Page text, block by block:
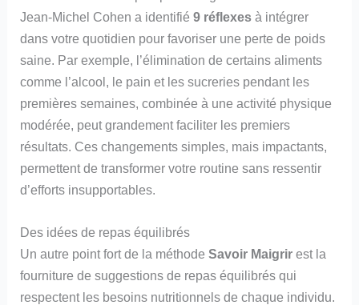
Jean-Michel Cohen a identifié9 réflexes à intégrer
dans votre quotidien pour favoriser une perte de poids
saine. Par exemple, l’élimination de certains aliments
comme l’alcool, le pain et les sucreries pendant les
premières semaines, combinée à une activité physique
modérée, peut grandement faciliter les premiers
résultats. Ces changements simples, mais impactants,
permettent de transformer votre routine sans ressentir
d’efforts insupportables.
Des idées de repas équilibrés
Un autre point fort de la méthodeSavoir Maigrir est la
fourniture de suggestions de repas équilibrés qui
respectent les besoins nutritionnels de chaque individu.